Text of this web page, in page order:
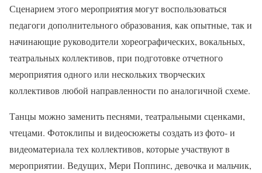
Сценарием этого мероприятия могут воспользоваться
педагоги дополнительного образования, как опытные, так и
начинающие руководители хореографических, вокальных,
театральных коллективов, при подготовке отчетного
мероприятия одного или нескольких творческих
коллективов любой направленности по аналогичной схеме.
Танцы можно заменить песнями, театральными сценками,
чтецами. Фотоклипы и видеосюжеты создать из фото- и
видеоматериала тех коллективов, которые участвуют в
мероприятии. Ведущих, Мери Поппинс, девочка и мальчик,